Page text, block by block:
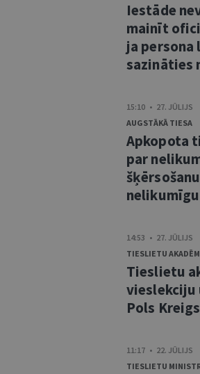
Iestāde
mainīt
ja
sazināties
15:10 • 27. JŪLIJS
AUGSTĀKĀ TIESA
Apkopota
par
14:53 • 27. JŪLIJS
TIESLIETU
Tieslietu
vieslekciju
Pols Kreigs
11:17 • 22. JŪLIJS
TIESLIETU